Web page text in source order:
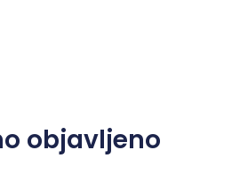
objavljeno